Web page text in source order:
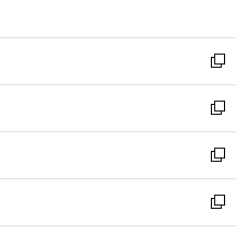
開
く
ウ
で
開
く
ン
ド
ウ
で
開
く
ウ
ィ
ン
ド
ウ
で
開
く
新
し
い
ウ
ィ
ン
ド
ウ
新
し
い
ウ
ィ
ン
新
し
い
ウ
新
し